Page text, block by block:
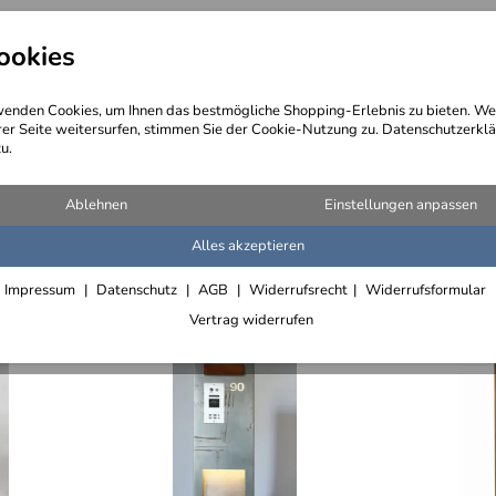
Cookies, um Ihnen das bestmögliche Shopping-Erlebnis zu bieten.
Seite weitersurfen, stimmen Sie der Cookie-Nutzung zu.
Ablehnen Einstellungen anpassen
Alles akzeptieren
Impressum Datenschutz AGB Widerrufsrecht
Widerrufsformular
Vertrag widerrufen
Wegebeschreibung @
(75 Artikel)